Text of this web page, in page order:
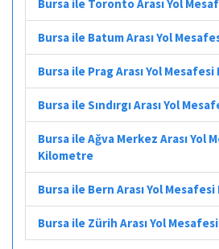
Bursa ile Toronto Arası Yol
Bursa ile Batum Arası Yol
Bursa ile Prag Arası Yol
Bursa ile Sındırgı Arası Yol
Bursa ile Ağva Merkez Arası Yol
Kilometre
Bursa ile Bern Arası Yol
Bursa ile Zürih Arası Yol